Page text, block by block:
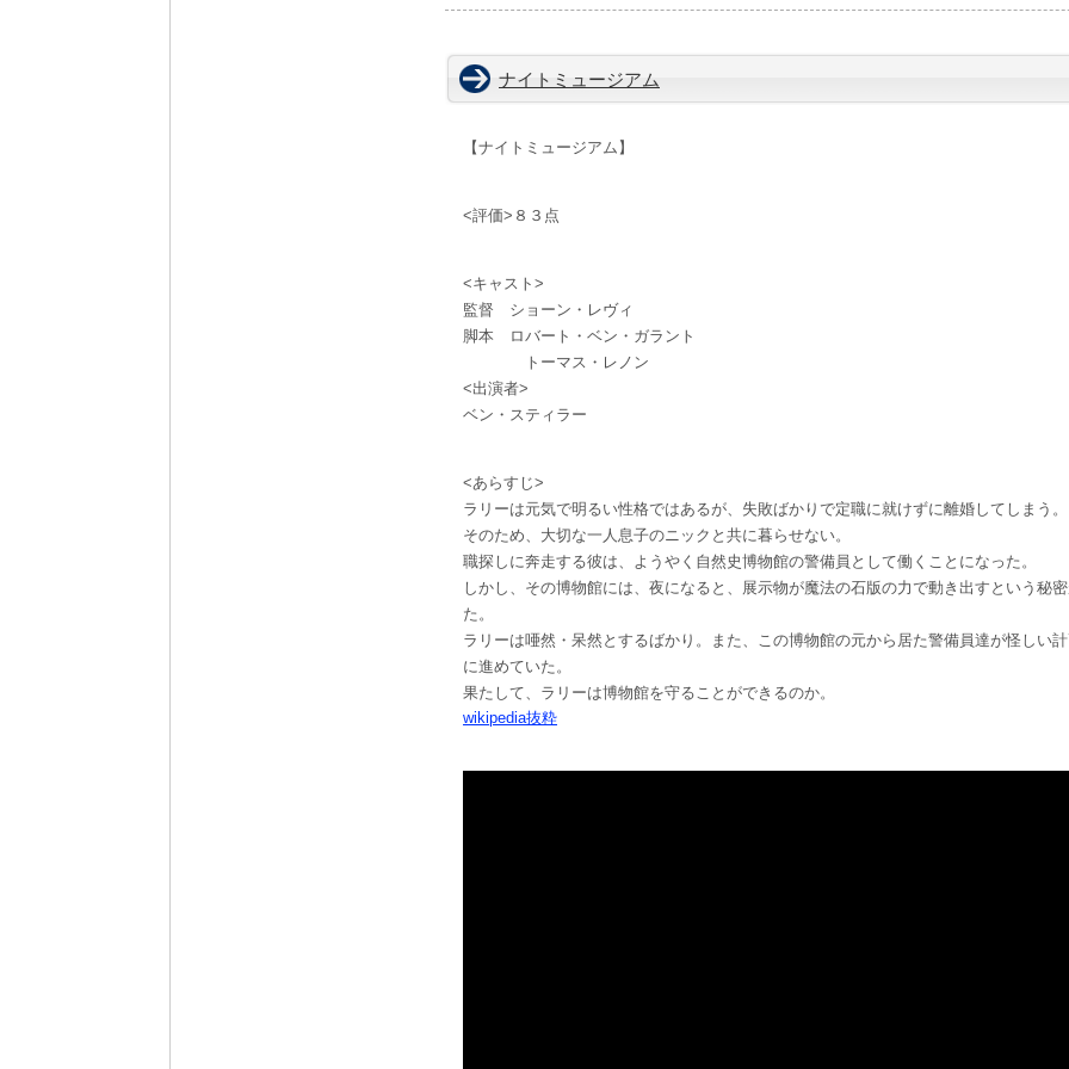
ナイトミュージアム
【ナイトミュージアム】
<評価>８３点
<キャスト>
監督 ショーン・レヴィ
脚本 ロバート・ベン・ガラント
トーマス・レノン
<出演者>
ベン・スティラー
<あらすじ>
ラリーは元気で明るい性格ではあるが、失敗ばかりで定職に就けずに離婚してしまう。
そのため、大切な一人息子のニックと共に暮らせない。
職探しに奔走する彼は、ようやく自然史博物館の警備員として働くことになった。
しかし、その博物館には、夜になると、展示物が魔法の石版の力で動き出すという秘
た。
ラリーは唖然・呆然とするばかり。また、この博物館の元から居た警備員達が怪しい
に進めていた。
果たして、ラリーは博物館を守ることができるのか。
wikipedia抜粋